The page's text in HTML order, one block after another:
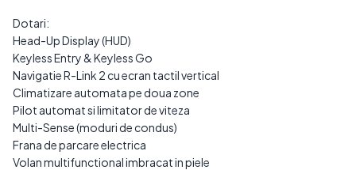
Dotari:
Head-Up Display (HUD)
Keyless Entry & Keyless Go
Navigatie R-Link 2 cu ecran tactil vertical
Climatizare automata pe doua zone
Pilot automat si limitator de viteza
Multi-Sense (moduri de condus)
Frana de parcare electrica
Volan multifunctional imbracat in piele